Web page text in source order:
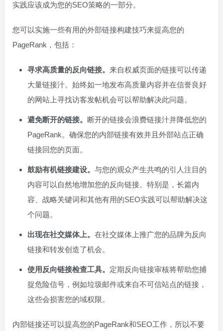
实践应该成为您的SEO策略的一部分。
您可以实施一些有用的外部链接构建技巧来提高您的
PageRank，包括：
寻求高质量的反向链接。 来自权威页面的链接可以传递
大量链接汁。始终如一地发布高质量内容并在信誉良好
的网站上寻找访客发帖机会可以帮助解决此问题。
避免断开的链接。 断开的链接会浪费链接汁并降低您的
PageRank。确保您的内部链接有效并且外部站点正确
链接回您的页面。
鼓励有机链接建设。 与您的观众产生共鸣的引人注目的
内容可以自然地增加您的反向链接。特别是，长篇内
容、战略关键词和其他有用的SEO实践可以帮助解决这
个问题。
出现在社交媒体上。 在社交媒体上推广您的品牌为反向
链接和转发创造了机会。
使用反向链接检查工具。 定期反向链接审核将帮助您捕
捉危险信号，例如垃圾邮件或来自不可信站点的链接，
这些会损害您的域权限。
内部链接还可以提高您的PageRank和SEO工作，所以不要